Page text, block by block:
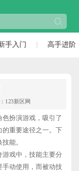
手入门 高手进阶
123新区网
扮演游戏，吸引了
的重要途径之一。下
能。
戏中，技能主要分
手动使用，而被动技